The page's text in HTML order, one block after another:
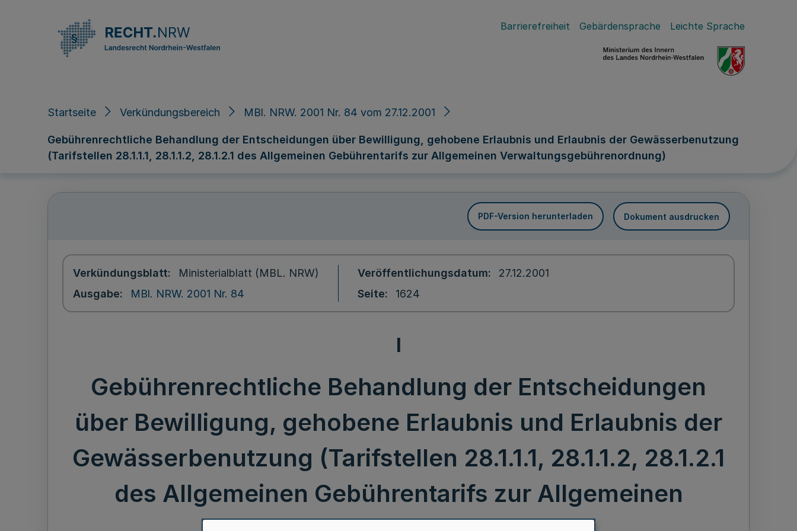
Barrierefreiheit Gebärdensprache Leichte Sprache
Startseite Verkündungsbereich MBl. NRW. 2001 Nr. 84 vom 27.12.2001
Gebührenrechtliche Behandlung der Entscheidungen über Bewilligung, gehobene Erlaubnis und Erlaubnis der Gewässerbenutzung
(Tarifstellen 28.1.1.1, 28.1.1.2, 28.1.2.1 des Allgemeinen Gebührentarifs zur Allgemeinen Verwaltungsgebührenordnung)
PDF-Version herunterladen Dokument ausdrucken
Verkündungsblatt
Ministerialblatt (MBL. NRW)
Ausgabe
MBl. NRW. 2001 Nr. 84
Veröffentlichungsdatum
27.12.2001
Seite
1624
I
Gebührenrechtliche Behandlung der Entscheidungen
über Bewilligung, gehobene Erlaubnis und Erlaubnis der
Gewässerbenutzung (Tarifstellen 28.1.1.1, 28.1.1.2, 28.1.2.1
des Allgemeinen Gebührentarifs zur Allgemeinen